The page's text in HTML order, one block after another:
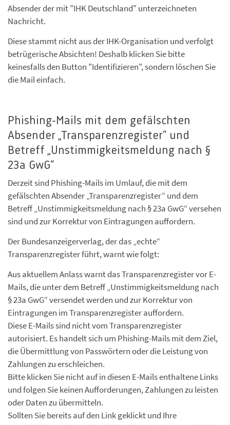
Absender der mit "IHK Deutschland" unterzeichneten
Nachricht.
Diese stammt nicht aus der IHK-Organisation und verfolgt
betrügerische Absichten! Deshalb klicken Sie bitte
keinesfalls den Button "Identifizieren", sondern löschen Sie
die Mail einfach.
Phishing-Mails mit dem gefälschten
Absender „Transparenzregister“ und
Betreff „Unstimmigkeitsmeldung nach §
23a GwG“
Derzeit sind Phishing-Mails im Umlauf, die mit dem
gefälschten Absender „Transparenzregister“ und dem
Betreff „Unstimmigkeitsmeldung nach § 23a GwG“ versehen
sind und zur Korrektur von Eintragungen auffordern.
Der Bundesanzeigerverlag, der das „echte“
Transparenzregister führt, warnt wie folgt:
Aus aktuellem Anlass warnt das Transparenzregister vor E-
Mails, die unter dem Betreff „Unstimmigkeitsmeldung nach
§ 23a GwG“ versendet werden und zur Korrektur von
Eintragungen im Transparenzregister auffordern.
Diese E-Mails sind nicht vom Transparenzregister
autorisiert. Es handelt sich um Phishing-Mails mit dem Ziel,
die Übermittlung von Passwörtern oder die Leistung von
Zahlungen zu erschleichen.
Bitte klicken Sie nicht auf in diesen E-Mails enthaltene Links
und folgen Sie keinen Aufforderungen, Zahlungen zu leisten
oder Daten zu übermitteln.
Sollten Sie bereits auf den Link geklickt und Ihre